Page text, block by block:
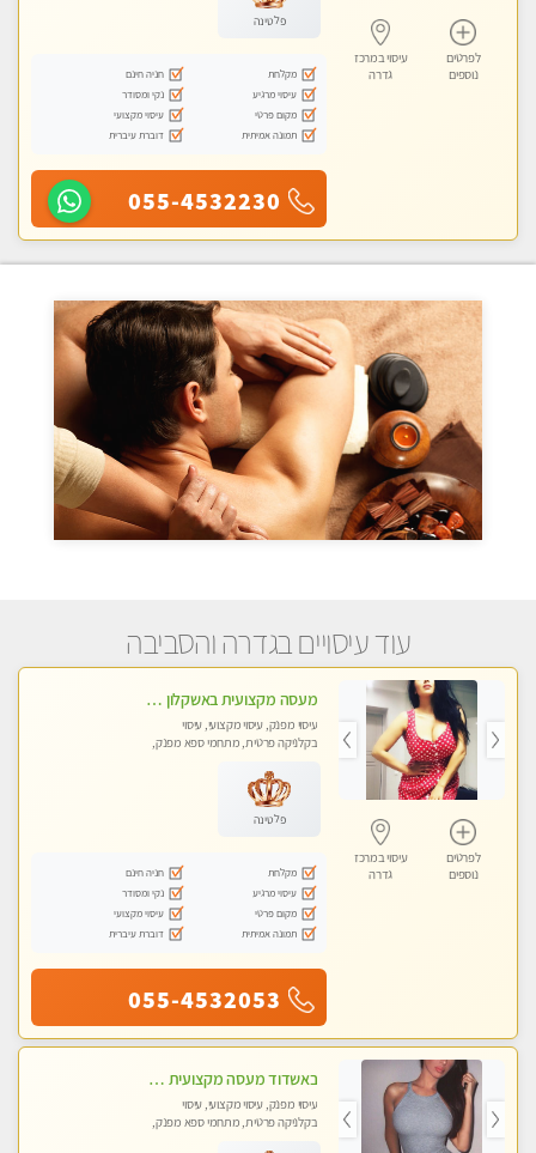
לפרטים
נוספים
עיסוי במרכז
גדרה
פלטינה
מקלחת
חניה חינם
עיסוי מרגיע
נקי ומסודר
מקום פרטי
עיסוי מקצועי
תמונה אמיתית
דוברת עיברית
055-4532230
עוד עיסויים בגדרה והסביבה
לפרטים
נוספים
עיסוי במרכז
גדרה
מעסה מקצועית באשקלון מסאז' מפנק ומשחרר ומרגיע באווירה נעימה ושקטה
עיסוי מפנק, עיסוי מקצועי, עיסוי
בקלניקה פרטית, מתחמי ספא מפנק,
פלטינה
מקלחת
חניה חינם
עיסוי מרגיע
נקי ומסודר
מקום פרטי
עיסוי מקצועי
תמונה אמיתית
דוברת עיברית
055-4532053
באשדוד מעסה מקצועית חדשה ישראלית צעירה ואיכותית לעיסוי מרגיע ומפנק VIP-מומלץ לחלוטין! פרטי! ​​​​​​ Highly recommended
עיסוי מפנק, עיסוי מקצועי, עיסוי
בקלניקה פרטית, מתחמי ספא מפנק,